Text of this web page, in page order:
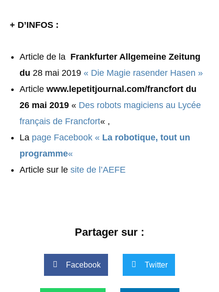
+ D’INFOS :
Article de la Frankfurter Allgemeine Zeitung
du 28 mai 2019 « Die Magie rasender Hasen »
Article www.lepetitjournal.com/francfort du
26 mai 2019 « Des robots magiciens au Lycée
français de Francfort« ,
La page Facebook « La robotique, tout un
programme«
Article sur le site de l’AEFE
Partager sur :
Facebook Twitter